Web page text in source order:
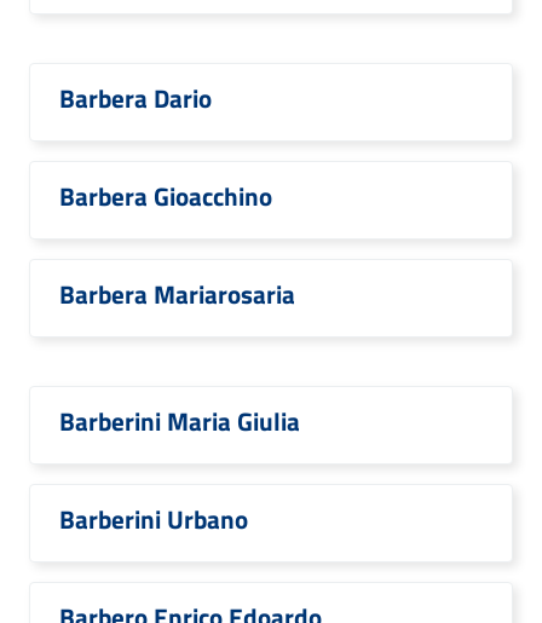
Barbera Dario
Barbera Gioacchino
Barbera Mariarosaria
Barberini Maria Giulia
Barberini Urbano